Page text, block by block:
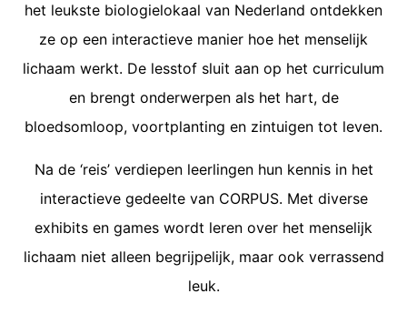
het leukste biologielokaal van Nederland ontdekken
ze op een interactieve manier hoe het menselijk
lichaam werkt. De lesstof sluit aan op het curriculum
en brengt onderwerpen als het hart, de
bloedsomloop, voortplanting en zintuigen tot leven.
Na de ‘reis’ verdiepen leerlingen hun kennis in het
interactieve gedeelte van CORPUS. Met diverse
exhibits en games wordt leren over het menselijk
lichaam niet alleen begrijpelijk, maar ook verrassend
leuk.